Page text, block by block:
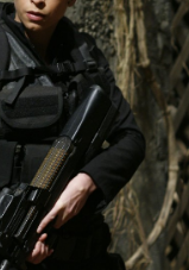
A bis Z
Artikel
hochladen